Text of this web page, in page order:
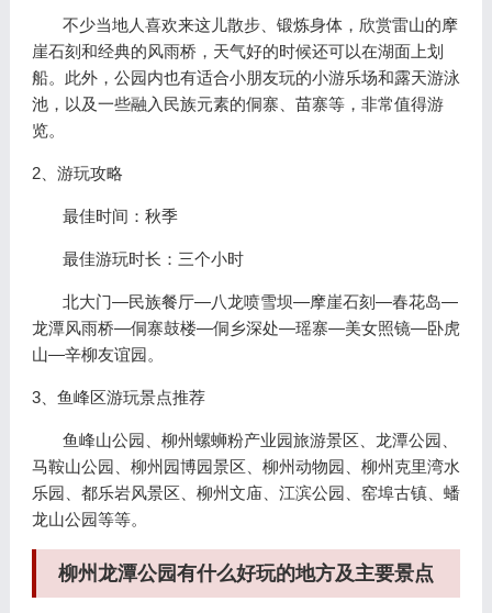
不少当地人喜欢来这儿散步、锻炼身体，欣赏雷山的摩
崖石刻和经典的风雨桥，天气好的时候还可以在湖面上划
船。此外，公园内也有适合小朋友玩的小游乐场和露天游泳
池，以及一些融入民族元素的侗寨、苗寨等，非常值得游
览。
2、游玩攻略
最佳时间：秋季
最佳游玩时长：三个小时
北大门—民族餐厅—八龙喷雪坝—摩崖石刻—春花岛—
龙潭风雨桥—侗寨鼓楼—侗乡深处—瑶寨—美女照镜—卧虎
山—辛柳友谊园。
3、鱼峰区游玩景点推荐
鱼峰山公园、柳州螺蛳粉产业园旅游景区、龙潭公园、
马鞍山公园、柳州园博园景区、柳州动物园、柳州克里湾水
乐园、都乐岩风景区、柳州文庙、江滨公园、窑埠古镇、蟠
龙山公园等等。
柳州龙潭公园有什么好玩的地方及主要景点